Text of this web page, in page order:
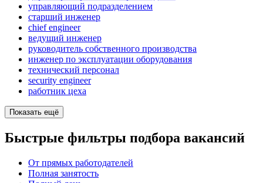
управляющий подразделением
старший инженер
chief engineer
ведущий инженер
руководитель собственного производства
инженер по эксплуатации оборудования
технический персонал
security engineer
работник цеха
Показать ещё
Быстрые фильтры подбора вакансий
От прямых работодателей
Полная занятость